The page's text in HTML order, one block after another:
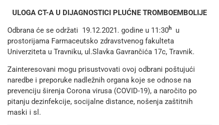
ULOGA CT-A U DIJAGNOSTICI PLUĆNE TROMBOEMBOLIJE
Odbrana će se održati 19.12.2021. godine u 11:30h
u
prostorijama Farmaceutsko zdravstvenog fakulteta
Univerziteta u Travniku, ul.Slavka Gavrančića 17c, Travnik.
Zainteresovani mogu prisustvovati ovoj odbrani poštujući
naredbe i preporuke nadležnih organa koje se odnose na
prevenciju širenja Corona virusa (COVID-19), a naročito po
pitanju dezinfekcije, socijalne distance, nošenja zaštitnih
maski i sl.